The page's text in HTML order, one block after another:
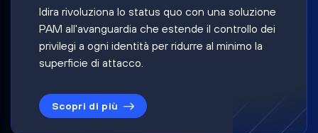
Idira rivoluziona lo status quo con una soluzione
PAM all'avanguardia che estende il controllo dei
privilegi a ogni identità per ridurre al minimo la
superficie di attacco.
Scopri di più